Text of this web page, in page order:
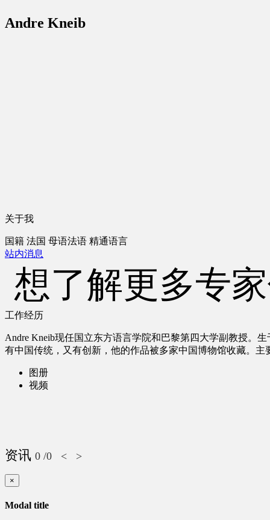
Andre Kneib
关于我
国籍 法国 母语法语 精通语言
站内消息
想了解更多专
工作经历
Andre Kneib现任国立东方语言学院和巴黎第四大学副教授。
有中国传统，又有创新，他的作品被多家中国博物馆收藏。主
图册
视频
资讯 0 /0 < >
×
Modal title